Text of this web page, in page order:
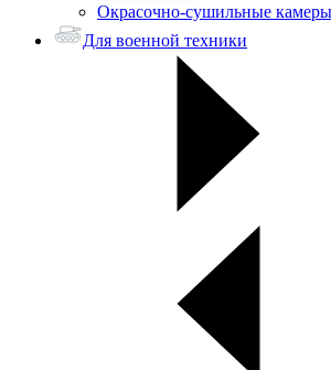
Окрасочно-сушильные
Для военной техники